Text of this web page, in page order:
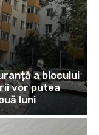
a blocului
vor putea
luni